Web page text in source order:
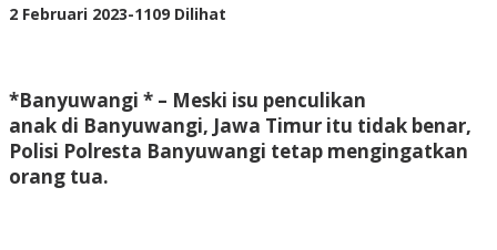
2 Februari 2023oleh
-1109 Dilihat
*Banyuwangi * – Meski isu penculikan
anak di Banyuwangi, Jawa Timur itu tidak benar,
Polisi Polresta Banyuwangi tetap mengingatkan
orang tua.